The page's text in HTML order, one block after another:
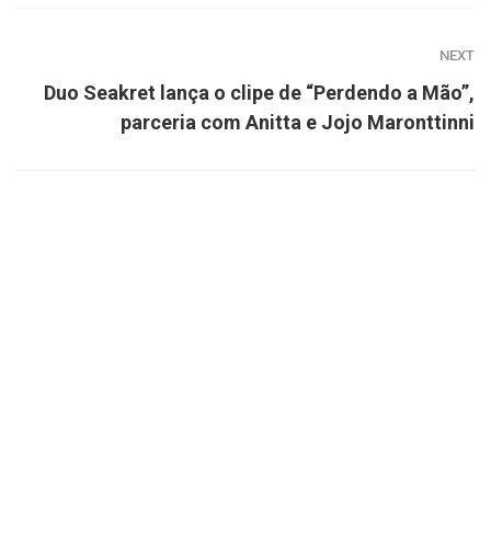
NEXT
Duo Seakret lança o clipe de “Perdendo a Mão”,
parceria com Anitta e Jojo Maronttinni